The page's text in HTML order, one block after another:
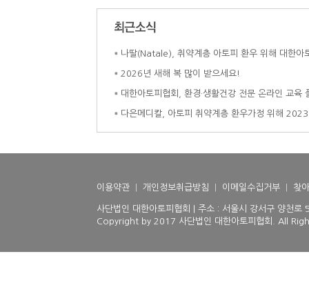
나딸(Natale), 취약계층 아토피 환우 위해 대한아
2026년 새해 복 많이 받으세요!
대한아토피협회, 환경·생활건강 전문 온라인 교육
다은메디칼, 아토피 취약계층 환우가정 위해
이용약관 개인정보취급방침 이메일수집거부 찾
사단법인 대한아토피협회 | 주소 : 서울시 강서구 양
Copyright by 2017 사단법인 대한아토피협회. All